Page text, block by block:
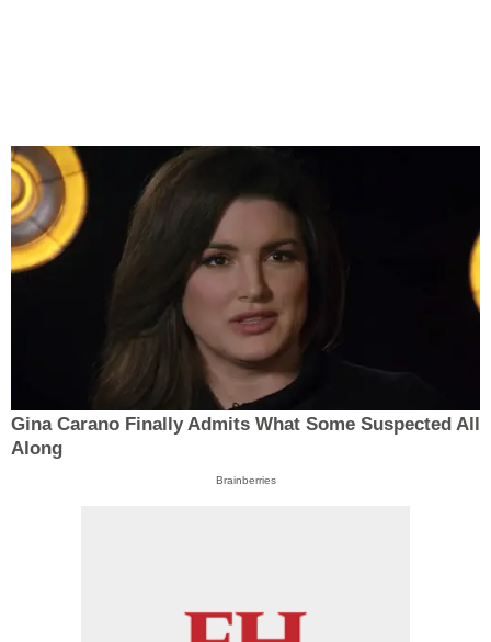
Gina Carano Finally Admits What Some Suspected All
Along
Brainberries